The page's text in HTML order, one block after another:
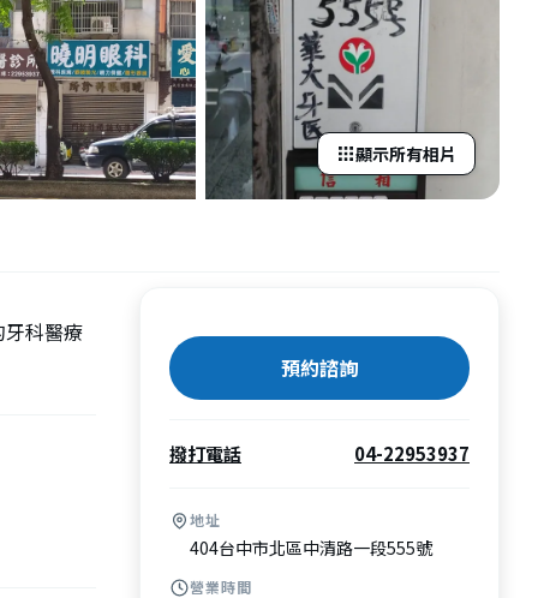
顯示所有相片
科醫療
預約諮詢
撥打電話 04-22953937
地址
404台中市北區中清路一段555號
營業時間